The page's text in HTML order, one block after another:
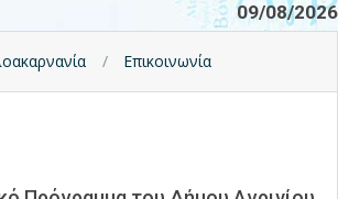
09/08/2026
Επικοινωνία